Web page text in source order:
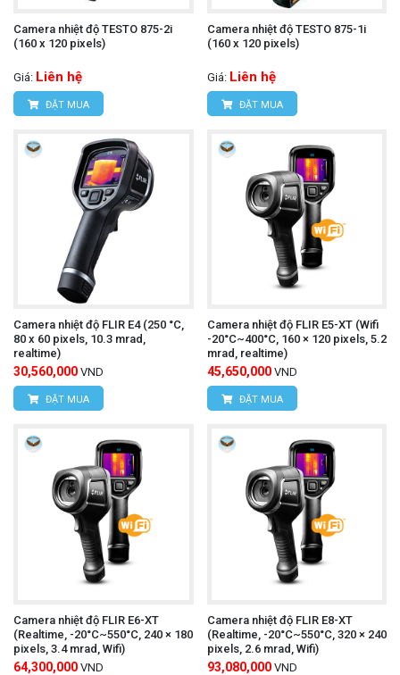
Tiết kiệm pin khi
không sử dụng.
Giá thành hợp lý:
Phù hợp với nhiều đối tượng
sử dụng.
Tìm hiểu thêm: Camera nhiệt độ UNI-T UTi720E
Cách sử dụng:
Bật nguồn máy:
Nhấn nút nguồn để khởi động
máy.
Chọn chế độ đo:
Nhấn nút chức năng để chọn
chế độ đo mong muốn (đo nhiệt độ, ghi hình ảnh,
ghi video).
Hướng camera vào vật thể cần đo:Hướng
camera vào vật thể cần đo và đảm bảo khoảng
cách đo phù hợp.
Quan sát kết quả đo lường:
Màn hình LCD sẽ
hiển thị hình ảnh nhiệt và giá trị nhiệt độ của vật
Lưu trữ dữ liệu: Lưu trữ hình ảnh nhiệt, video
nhiệt hoặc dữ liệu đo lường vào bộ nhớ máy hoặc
Camera nhiệt độ TESTO 875-2i
(160 x 120 pixels)
Giá: Liên hệ
ĐẶT MUA
Camera nhiệt độ TESTO 875-1i
(160 x 120 pixels)
Giá: Liên hệ
ĐẶT MUA
Camera nhiệt độ FLIR E4 (250 °C,
80 x 60 pixels, 10.3 mrad,
realtime)
30,560,000 VND
ĐẶT MUA
Camera nhiệt độ FLIR E5-XT (Wifi
-20°C~400°C, 160 × 120 pixels, 5.2
mrad, realtime)
45,650,000 VND
ĐẶT MUA
Camera nhiệt độ FLIR E6-XT
(Realtime, -20°C~550°C, 240 × 180
pixels, 3.4 mrad, Wifi)
64,300,000 VND
Camera nhiệt độ FLIR E8-XT
(Realtime, -20°C~550°C, 320 × 240
pixels, 2.6 mrad, Wifi)
93,080,000 VND